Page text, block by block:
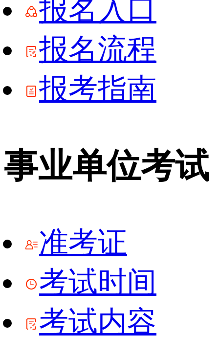
报名入口
报名流程
报考指南
事业单位考试
准考证
考试时间
考试内容